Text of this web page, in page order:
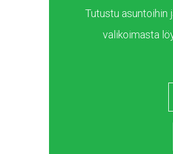
Tutustu asuntoihin
valikoimasta